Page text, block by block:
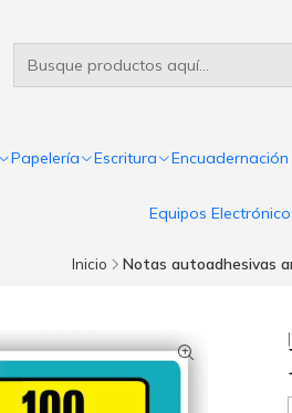
Papelería Escritura
Equipos
Inicio Notas autoadhesivas
|